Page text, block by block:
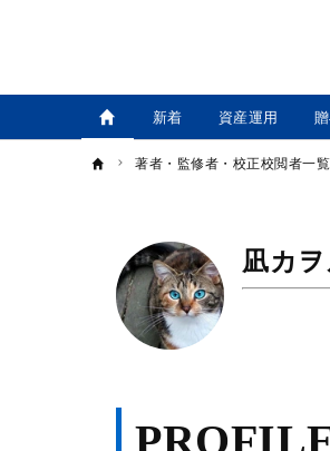
新着 資産運用
著者・監修者・校正校閲者一覧
凪カ